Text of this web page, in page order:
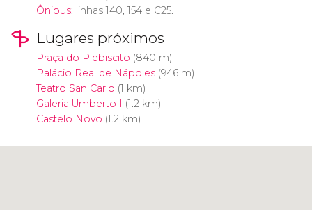
Ônibus: linhas 140, 154 e C25.
Lugares próximos
Praça do Plebiscito (840 m)
Palácio Real de Nápoles(946 m)
Teatro San Carlo (1 km)
Galeria Umberto I (1.2 km)
Castelo Novo (1.2 km)